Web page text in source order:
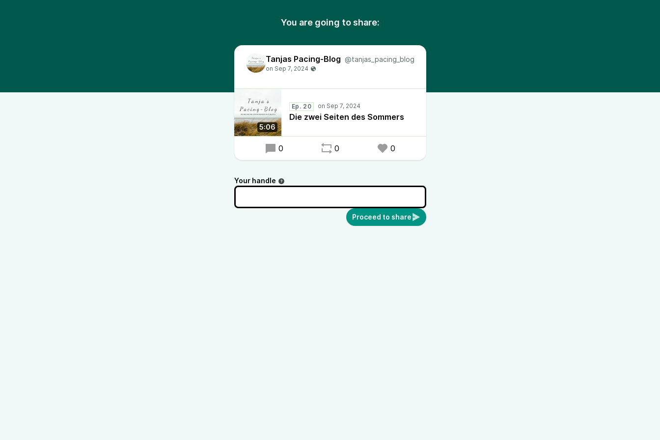
You are going to share:
Tanjas Pacing-Blog @tanjas_pacing_blog
5:06
Ep. 20
Die zwei Seiten des Sommers
0 0 0
Your handle
Proceed to share